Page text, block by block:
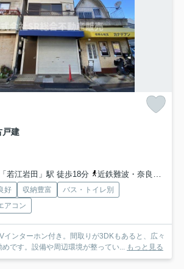
戸建
若江岩田」駅 徒歩18分
近鉄難波・奈良線「河内花園」駅 徒歩24分
好 収納豊富
バス・トイレ別
アコン
インターホン付き。間取りが3DKもあると、広々
めです。設備や周辺環境が整ってい... もっと見る